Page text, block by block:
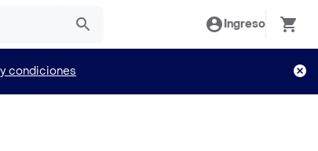
Ingreso
condiciones